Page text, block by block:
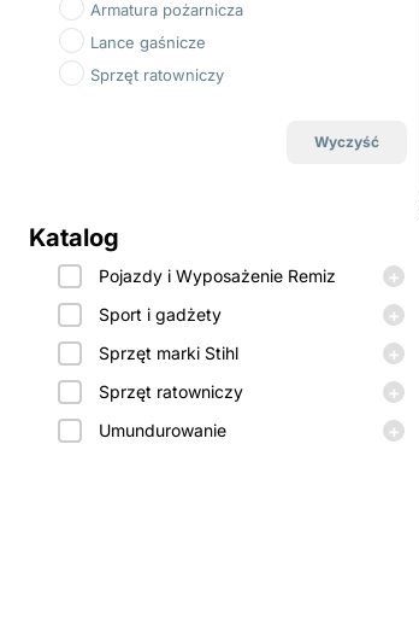
Armatura pożarnicza
Lance gaśnicze
Sprzęt ratowniczy
Wyczyść
Katalog
Pojazdy i Wyposażenie Remiz +
Sport i gadżety +
Sprzęt marki Stihl +
Sprzęt ratowniczy +
Umundurowanie +